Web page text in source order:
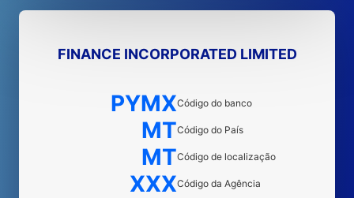
FINANCE INCORPORATED LIMITED
PYMXCódigo do banco
MTCódigo do País
MTCódigo de localização
XXXCódigo da Agência